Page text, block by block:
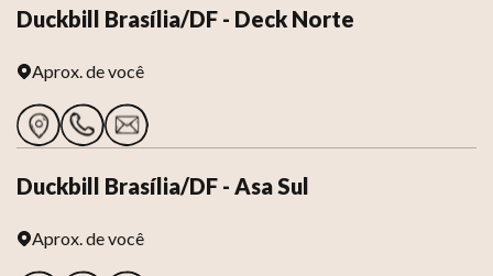
Duckbill Brasília/DF - Deck Norte
Aprox.de você
Duckbill Brasília/DF - Asa Sul
Aprox.de você